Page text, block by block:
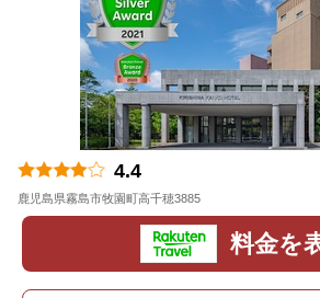
4.4
鹿児島県霧島市牧園町高千穂3885
料金を